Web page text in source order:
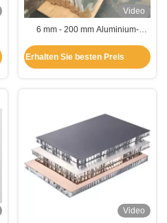
Video
6 mm - 200 mm Aluminium-
guter Schall- / Wärmedämmung
Erhalten Sie besten Preis
Video